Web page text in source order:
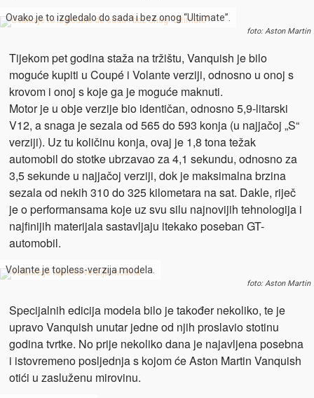
Ovako je to izgledalo do sada i bez onog “Ultimate”.
foto: Aston Martin
Tijekom pet godina staža na tržištu, Vanquish je bilo
moguće kupiti u Coupé i Volante verziji, odnosno u onoj s
krovom i onoj s koje ga je moguće maknuti.
Motor je u obje verzije bio identičan, odnosno 5,9-litarski
V12, a snaga je sezala od 565 do 593 konja (u najjačoj „S“
verziji). Uz tu količinu konja, ovaj je 1,8 tona težak
automobil do stotke ubrzavao za 4,1 sekundu, odnosno za
3,5 sekunde u najjačoj verziji, dok je maksimalna brzina
sezala od nekih 310 do 325 kilometara na sat. Dakle, riječ
je o performansama koje uz svu silu najnovijih tehnologija i
najfinijih materijala sastavljaju itekako poseban GT-
automobil.
Volante je topless-verzija modela.
foto: Aston Martin
Specijalnih edicija modela bilo je također nekoliko, te je
upravo Vanquish unutar jedne od njih proslavio stotinu
godina tvrtke. No prije nekoliko dana je najavljena posebna
i istovremeno posljednja s kojom će Aston Martin Vanquish
otići u zasluženu mirovinu.